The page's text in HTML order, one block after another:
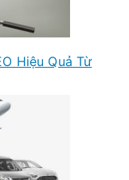
Hiệu Quả Từ